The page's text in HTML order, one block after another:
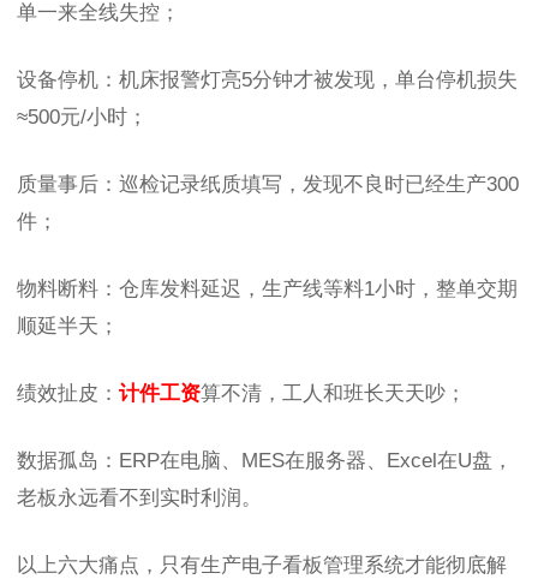
单一来全线失控；
设备停机：机床报警灯亮5分钟才被发现，单台停机损失
≈500元/小时；
质量事后：巡检记录纸质填写，发现不良时已经生产300
件；
物料断料：仓库发料延迟，生产线等料1小时，整单交期
顺延半天；
绩效扯皮： 计件工资算不清，工人和班长天天吵；
数据孤岛：ERP在电脑、MES在服务器、Excel在U盘，
老板永远看不到实时利润。
以上六大痛点，只有生产电子看板管理系统才能彻底解